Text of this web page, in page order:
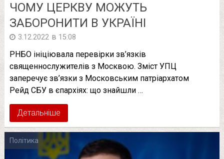
ЧОМУ ЦЕРКВУ МОЖУТЬ
ЗАБОРОНИТИ В УКРАЇНІ
3.12.2022 в 15:08
РНБО ініціювала перевірки зв’язків
священнослужителів з Москвою. Зміст УПЦ
заперечує зв’язки з Московським патріархатом
Рейд СБУ в єпархіях: що знайшли …
Детальніше
Політика